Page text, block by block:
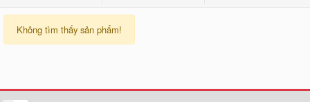
Không tìm thấy sản phẩm!